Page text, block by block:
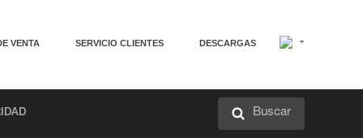
VENTA SERVICIO CLIENTES DESCARGAS
Buscar